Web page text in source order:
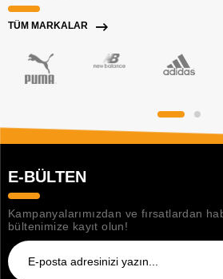
TÜM MARKALAR
E-BÜLTEN
Kampanyalarımızdan ve fırsatlardan
bültenimize kayıt olun!